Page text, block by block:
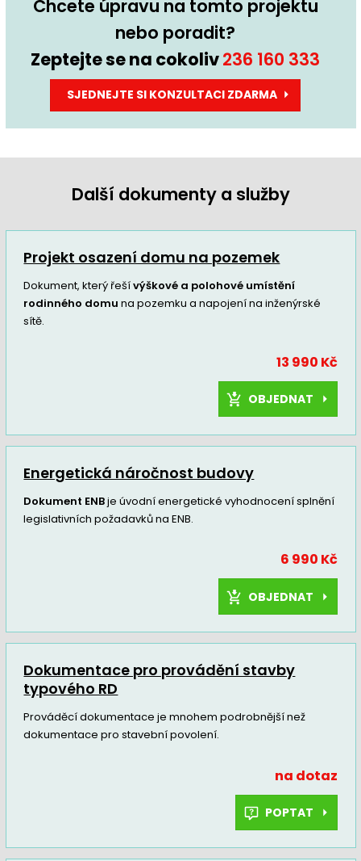
Chcete úpravu na tomto projektu
nebo poradit?
Zeptejte se na cokoliv236 160 333
SJEDNEJTE SI KONZULTACI ZDARMA
Další dokumenty a služby
Projekt osazení domu na pozemek
Dokument, který řešívýškové a polohové umístění
rodinného domu na pozemku a napojení na inženýrské
sítě.
13 990 Kč
OBJEDNAT
Energetická náročnost budovy
Dokument ENBje úvodní energetické vyhodnocení splnění
legislativních požadavků na ENB.
6 990 Kč
OBJEDNAT
Dokumentace pro provádění stavby
typového RD
Prováděcí dokumentace je mnohem podrobnější než
dokumentace pro stavební povolení.
na dotaz
POPTAT